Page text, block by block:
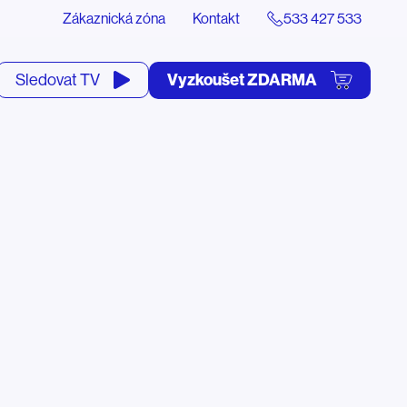
Zákaznická zóna Kontakt 533 427 533
Sledovat TV Vyzkoušet ZDARMA